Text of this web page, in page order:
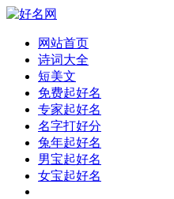
网站首页
诗词大全
短美文
免费起好名
专家起好名
名字打好分
兔年起好名
男宝起好名
女宝起好名